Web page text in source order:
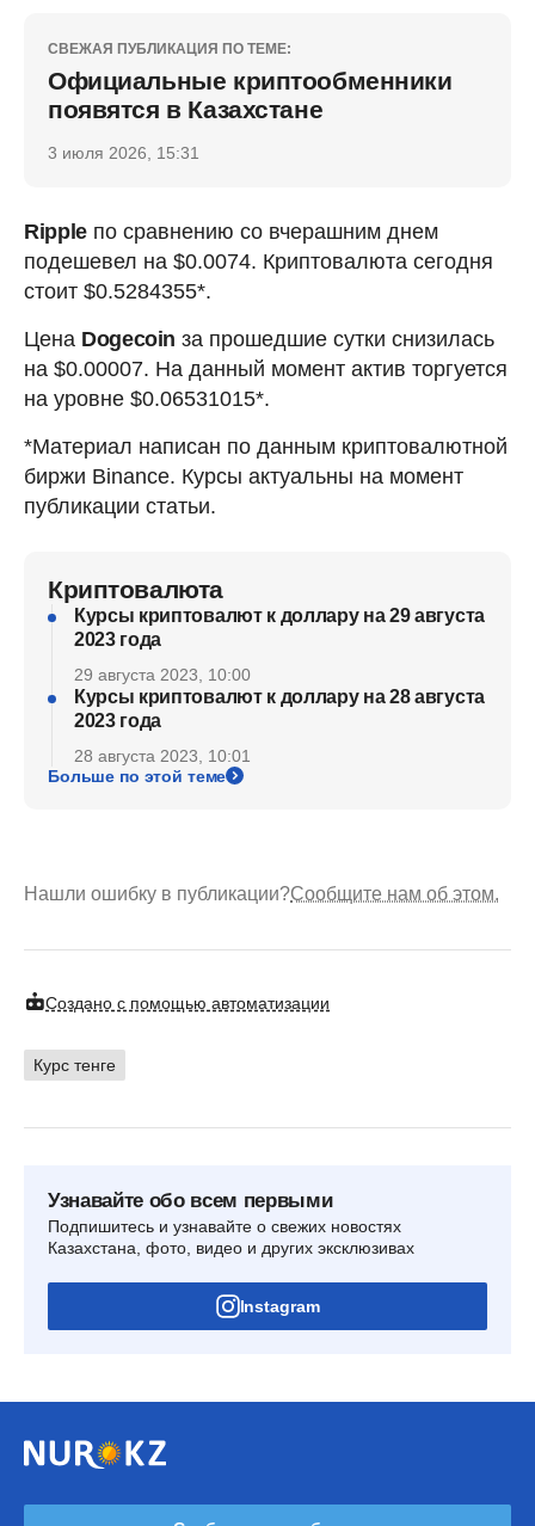
СВЕЖАЯ ПУБЛИКАЦИЯ ПО ТЕМЕ:
Официальные криптообменники
появятся в Казахстане
3 июля 2026, 15:31
Rippleпо сравнению со вчерашним днем
подешевел на $0.0074. Криптовалюта сегодня
стоит $0.5284355*.
Цена Dogecoin за прошедшие сутки снизилась
на $0.00007. На данный момент актив торгуется
на уровне $0.06531015*.
*Материал написан по данным криптовалютной
биржи Binance. Курсы актуальны на момент
публикации статьи.
Криптовалюта
Курсы криптовалют к доллару на 29 августа
2023 года
29 августа 2023, 10:00
Курсы криптовалют к доллару на 28 августа
2023 года
28 августа 2023, 10:01
Больше по этой теме
Нашли ошибку в публикации?Сообщите нам об этом.
Создано с помощью автоматизации
Курс тенге
Узнавайте обо всем первыми
Подпишитесь и узнавайте о свежих новостях
Казахстана, фото, видео и других эксклюзивах
Instagram